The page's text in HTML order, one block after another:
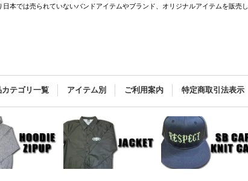
本では売られていないバンドアイテムやブランド、オリジナルアイテムを販売し
カテゴリ一覧 アイテム別 ご利用案内 特定商取引法表示